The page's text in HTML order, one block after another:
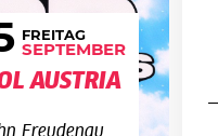
FREITAG
SEPTEMBER
AUSTRIA
Freudenau